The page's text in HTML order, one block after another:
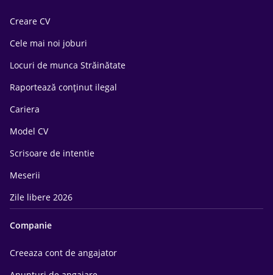
Creare CV
Cele mai noi joburi
Locuri de munca Străinătate
Raportează conținut ilegal
Cariera
Model CV
Scrisoare de intentie
Meserii
Zile libere 2026
Companie
Creeaza cont de angajator